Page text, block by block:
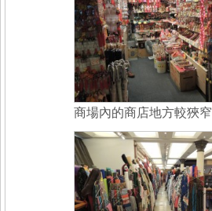
商場內的商店地方較狹窄